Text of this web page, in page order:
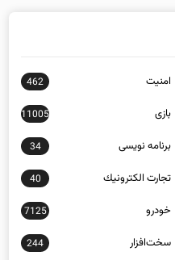
بازی 11005
برنامه نويسی 34
تجارت الكترونيك 40
خودرو 7125
سخت‌افزار 244
شبكه اجتماعی 383